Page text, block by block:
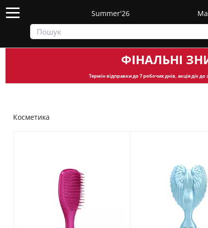
Summer'26
ФІНАЛЬНІ
Термін відправкидо 7 робочих днів, акція діє до
Косметика